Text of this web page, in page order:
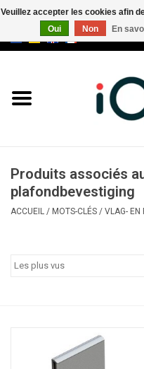
Marques
Appelez-nous au +32 3 353 67
Produits associés
plafondbevestiging
ACCUEIL / MOTS-CLÉS / VLAG- EN
Veuillez accepter les cookies afin
Oui
Non En